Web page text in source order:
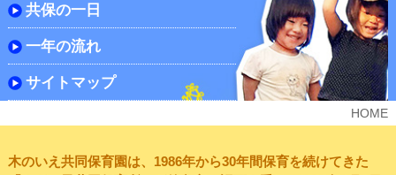
共保の一日
一年の流れ
サイトマップ
HOME
木のいえ共同保育園は、1986年から30年間保育を続けてきた